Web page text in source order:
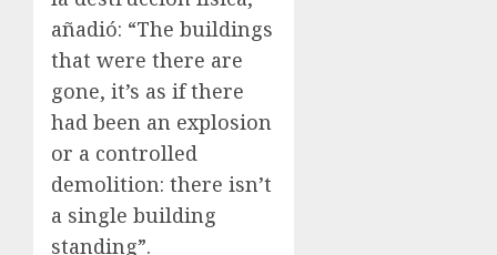
añadió: “The buildings
that were there are
gone, it’s as if there
had been an explosion
or a controlled
demolition: there isn’t
a single building
standing”.